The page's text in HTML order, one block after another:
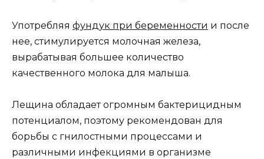
Употребляя фундук при беременности и после
нее, стимулируется молочная железа,
вырабатывая большее количество
качественного молока для малыша.
Лещина обладает огромным бактерицидным
потенциалом, поэтому рекомендован для
борьбы с гнилостными процессами и
различными инфекциями в организме